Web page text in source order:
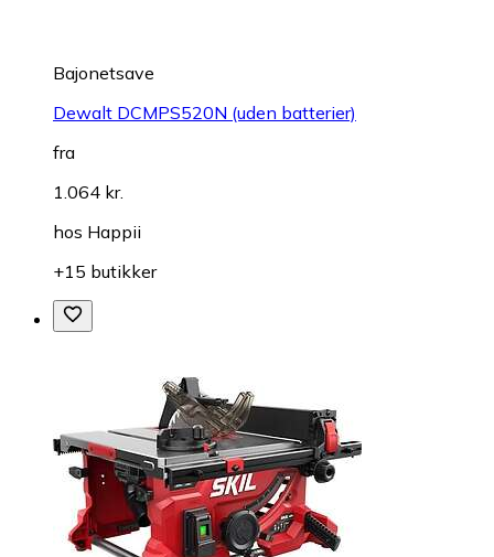
Bajonetsave
Dewalt DCMPS520N (uden batterier)
fra
1.064 kr.
hos Happii
+15 butikker